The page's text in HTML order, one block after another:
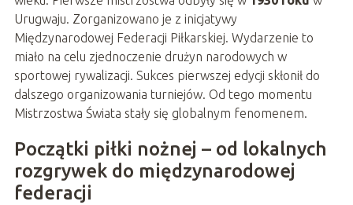
Urugwaju. Zorganizowano je z inicjatywy
Międzynarodowej Federacji Piłkarskiej. Wydarzenie to
miało na celu zjednoczenie drużyn narodowych w
sportowej rywalizacji. Sukces pierwszej edycji skłonił do
dalszego organizowania turniejów. Od tego momentu
Mistrzostwa Świata stały się globalnym fenomenem.
Początki piłki nożnej – od lokalnych
rozgrywek do międzynarodowej
federacji